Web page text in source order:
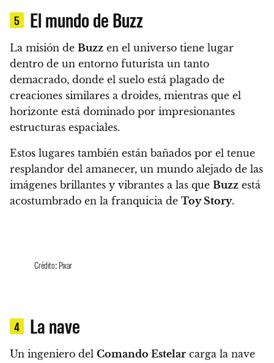
5 El mundo de Buzz
La misión de Buzz en el universo tiene lugar
dentro de un entorno futurista un tanto
demacrado, donde el suelo está plagado de
creaciones similares a droides, mientras que el
horizonte está dominado por impresionantes
estructuras espaciales.
Estos lugares también están bañados por el tenue
resplandor del amanecer, un mundo alejado de las
imágenes brillantes y vibrantes a las que Buzz está
acostumbrado en la franquicia de Toy Story.
Crédito: Pixar
4 La nave
Un ingeniero del Comando Estelar carga la nave